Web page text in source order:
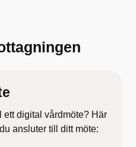
ett digital vårdmöte? Här
ansluter till ditt möte: